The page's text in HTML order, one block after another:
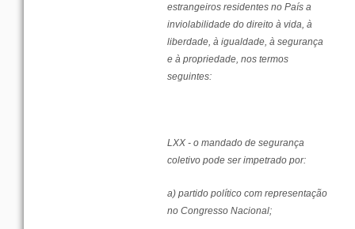
estrangeiros residentes noPaís a
inviolabilidade dodireito àvida , à
liberdade , àigualdade , àsegurança
e àpropriedade ,nos termos
seguintes:
LXX - omandado desegurança
coletivo podeserimpetradopor:
a)partido político com representação
noCongresso Nacional;